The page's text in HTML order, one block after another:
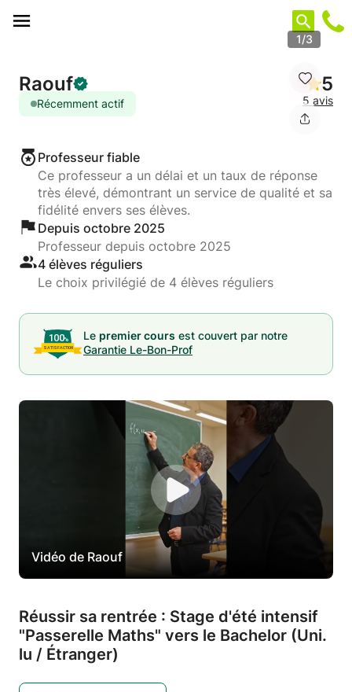
1/3
Raouf
Récemment actif
5
5 avis
Professeur fiable
Ce professeur a un délai et un taux de réponse
très élevé, démontrant un service de qualité et sa
fidélité envers ses élèves.
Depuis octobre 2025
Professeur depuis octobre 2025
4 élèves réguliers
Le choix privilégié de 4 élèves réguliers
Le premier cours est couvert par notre
Garantie Le-Bon-Prof
Vidéo de Raouf
Réussir sa rentrée : Stage d'été intensif
"Passerelle Maths" vers le Bachelor (Uni.
lu / Étranger)